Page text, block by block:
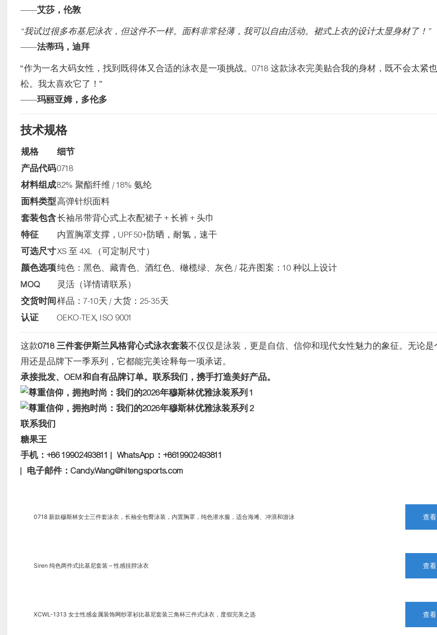
——艾莎，伦敦
“我试过很多布基尼泳衣，但这件不一样。面料非常轻薄，我可以自由活动。裙式上衣的设计太显身材了！”
——法蒂玛，迪拜
“作为一名大码女性，找到既得体又合适的泳衣是一项挑战。0718 这款泳衣完美贴合我的身材，既不会太紧
松。我太喜欢它了！”
——玛丽亚姆，多伦多
技术规格
规格
细节
产品代码0718
材料组成82% 聚酯纤维 / 18% 氨纶
面料类型高弹针织面料
套装包含长袖吊带背心式上衣配裙子 + 长裤 + 头巾
特征
内置胸罩支撑，UPF50+防晒，耐氯，速干
可选尺寸XS 至 4XL（可定制尺寸）
颜色选项纯色：黑色、藏青色、酒红色、橄榄绿、灰色 / 花卉图案：10 种以上设计
MOQ
灵活（详情请联系）
交货时间 样品：7-10天 / 大货：25-35天
认证
OEKO-TEX, ISO 9001
这款0718 三件套伊斯兰风格背心式泳衣套装不仅仅是泳装，更是自信、信仰和现代女性魅力的象征。无论是
用还是品牌下一季系列，它都能完美诠释每一项承诺。
承接批发、OEM和自有品牌订单。联系我们，携手打造美好产品。
联系我们
糖果王
手机：+86 19902493811 | WhatsApp：+8619902493811
| 电子邮件：Candy.Wang@hitengsports.com
0718 新款穆斯林女士三件套泳衣，长袖全包臀泳装，内置胸罩，纯色潜水服，适合海滩、冲浪和游泳 查
Siren 纯色两件式比基尼套装 – 性感挂脖泳衣 查
XCWL-1313 女士性感金属装饰网纱罩衫比基尼套装三角杯三件式泳衣，度假完美之选 查